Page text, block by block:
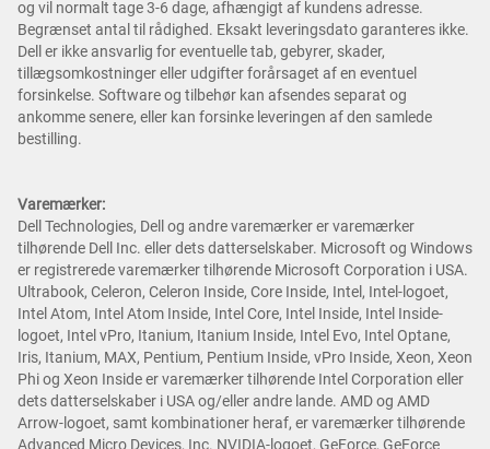
og vil normalt tage 3-6 dage, afhængigt af kundens adresse.
Begrænset antal til rådighed. Eksakt leveringsdato garanteres ikke.
Dell er ikke ansvarlig for eventuelle tab, gebyrer, skader,
tillægsomkostninger eller udgifter forårsaget af en eventuel
forsinkelse. Software og tilbehør kan afsendes separat og
ankomme senere, eller kan forsinke leveringen af den samlede
bestilling.
Varemærker:
Dell Technologies, Dell og andre varemærker er varemærker
tilhørende Dell Inc. eller dets datterselskaber. Microsoft og Windows
er registrerede varemærker tilhørende Microsoft Corporation i USA.
Ultrabook, Celeron, Celeron Inside, Core Inside, Intel, Intel-logoet,
Intel Atom, Intel Atom Inside, Intel Core, Intel Inside, Intel Inside-
logoet, Intel vPro, Itanium, Itanium Inside, Intel Evo, Intel Optane,
Iris, Itanium, MAX, Pentium, Pentium Inside, vPro Inside, Xeon, Xeon
Phi og Xeon Inside er varemærker tilhørende Intel Corporation eller
dets datterselskaber i USA og/eller andre lande. AMD og AMD
Arrow-logoet, samt kombinationer heraf, er varemærker tilhørende
Advanced Micro Devices, Inc. NVIDIA-logoet, GeForce, GeForce